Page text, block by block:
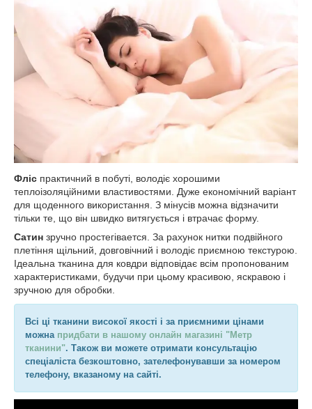
Фліс практичний в побуті, володіє хорошими
теплоізоляційними властивостями. Дуже економічний варіант
для щоденного використання. З мінусів можна відзначити
тільки те, що він швидко витягується і втрачає форму.
Сатин зручно простегівается. За рахунок нитки подвійного
плетіння щільний, довговічний і володіє приємною текстурою.
Ідеальна тканина для ковдри відповідає всім пропонованим
характеристиками, будучи при цьому красивою, яскравою і
зручною для обробки.
Всі ці тканини високої якості і за приємними цінами
можна придбати в нашому онлайн магазині "Метр
тканини". Також ви можете отримати консультацію
спеціаліста безкоштовно, зателефонувавши за номером
телефону, вказаному на сайті.